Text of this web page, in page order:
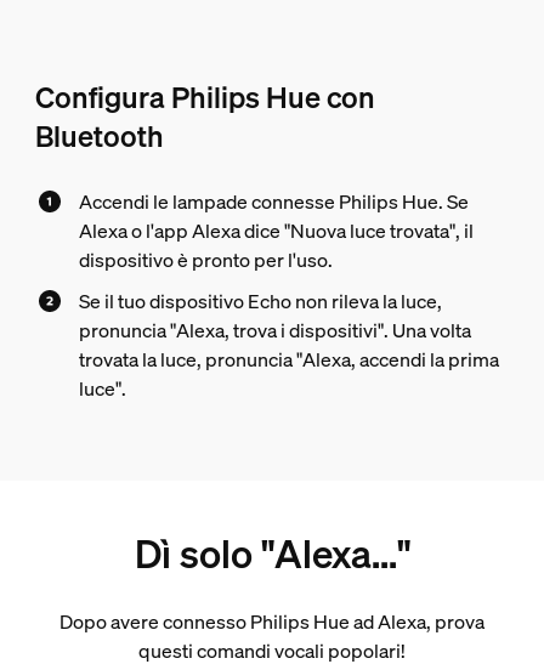
Configura Philips Hue con
Bluetooth
Accendi le lampade connesse Philips Hue. Se
Alexa o l'app Alexa dice "Nuova luce trovata", il
dispositivo è pronto per l'uso.
Se il tuo dispositivo Echo non rileva la luce,
pronuncia "Alexa, trova i dispositivi". Una volta
trovata la luce, pronuncia "Alexa, accendi la prima
luce".
Dì solo "Alexa..."
Dopo avere connesso Philips Hue ad Alexa, prova
questi comandi vocali popolari!